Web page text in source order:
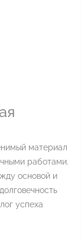
материал
работами.
основой и
успеха